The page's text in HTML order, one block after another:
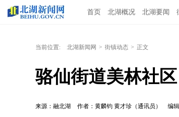
首页 北湖概况 北湖要闻
当前位置: 北湖新闻网 > 街镇动态 > 正文
骆仙街道美林社
来源：融北湖 作者：黄麟钧 黄才珍（通讯员） 编